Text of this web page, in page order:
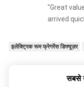
"Great
arrived
इलेक्ट्रिक रूम फ्रेगरेंस डिफ्यूज़र
सबसे